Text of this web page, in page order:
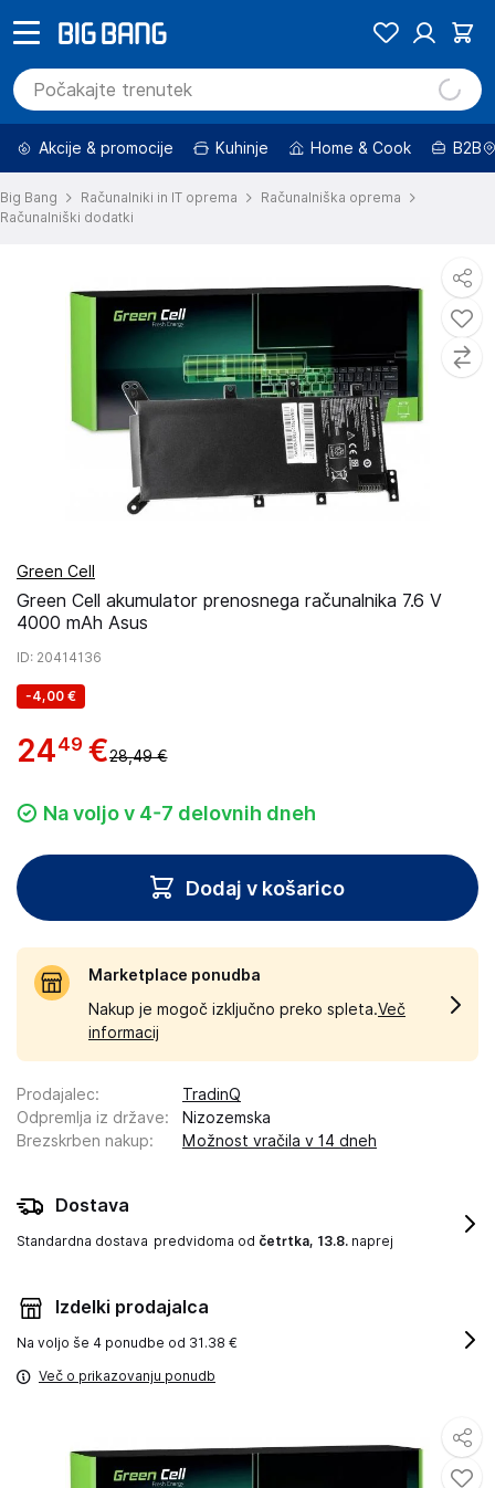
Akcije & promocije Kuhinje Home & Cook B2B
Big Bang Računalniki in IT oprema
Računalniška oprema
Računalniški dodatki
Green Cell
Green Cell akumulator prenosnega računalnika 7.6 V
4000 mAh Asus
ID: 20414136
-4,00 €
2449 €28,49 €
Na voljo v 4-7 delovnih dneh
Dodaj v košarico
Marketplace ponudba
Nakup je mogoč izključno preko spleta.Več
informacij
Prodajalec:
TradinQ
Odpremlja iz države:
Nizozemska
Brezskrben nakup: Možnost vračila v 14 dneh
Dostava
Standardna dostava predvidoma od četrtka, 13.8. naprej
Izdelki prodajalca
Na voljo še 4 ponudbe od 31.38 €
Več o prikazovanju ponudb